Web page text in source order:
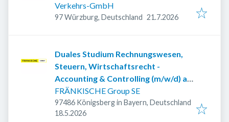
Verkehrs-GmbH
97 Würzburg, Deutschland Veröffentlicht
21.7.2026
Duales Studium Rechnungswesen,
Steuern, Wirtschaftsrecht -
Accounting & Controlling (m/w/d) ab
2027
FRÄNKISCHE Group SE
97486 Königsberg in Bayern, Deutschland
Veröffentlicht
18.5.2026